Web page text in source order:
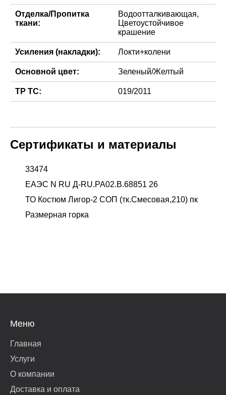
Отделка/Пропитка
ткани:
Водоотталкивающая,
Цветоустойчивое
крашение
Усиления (накладки): Локти+колени
Основной цвет: Зеленый/Желтый
ТР ТС: 019/2011
Сертификаты и материалы
33474
ЕАЭС N RU Д-RU.РА02.В.68851 26
ТО Костюм Лигор-2 СОП (тк.Смесовая,210) пк
Размерная горка
Меню
Главная
Услуги
О компании
Доставка и оплата